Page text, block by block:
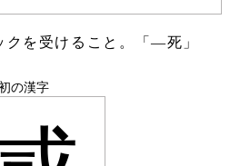
クを受けること。「―死」
の漢字